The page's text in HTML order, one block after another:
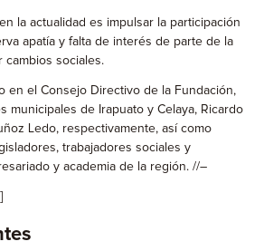
la actualidad es impulsar la participación
apatía y falta de interés de parte de la
cambios sociales.
en el Consejo Directivo de la Fundación,
municipales de Irapuato y Celaya, Ricardo
Ledo, respectivamente, así como
trabajadores sociales y
y academia de la región. //–